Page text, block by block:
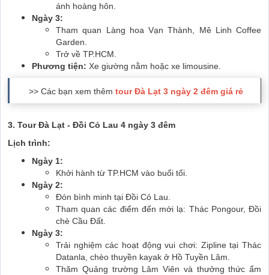
ánh hoàng hôn.
Ngày 3:
Tham quan Làng hoa Vạn Thành, Mê Linh Coffee
Garden.
Trở về TP.HCM.
Phương tiện: Xe giường nằm hoặc xe limousine.
>> Các bạn xem thêm tour Đà Lạt 3 ngày 2 đêm giá rẻ
3. Tour Đà Lạt - Đồi Cỏ Lau 4 ngày 3 đêm
Lịch trình:
Ngày 1:
Khởi hành từ TP.HCM vào buổi tối.
Ngày 2:
Đón bình minh tại Đồi Cỏ Lau.
Tham quan các điểm đến mới lạ: Thác Pongour, Đồi
chè Cầu Đất.
Ngày 3:
Trải nghiệm các hoạt động vui chơi: Zipline tại Thác
Datanla, chèo thuyền kayak ở Hồ Tuyền Lâm.
Thăm Quảng trường Lâm Viên và thưởng thức ẩm